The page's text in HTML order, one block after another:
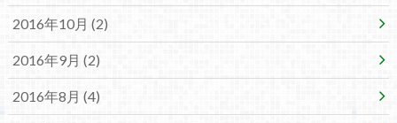
2016年10月 (2)
2016年9月 (2)
2016年8月 (4)